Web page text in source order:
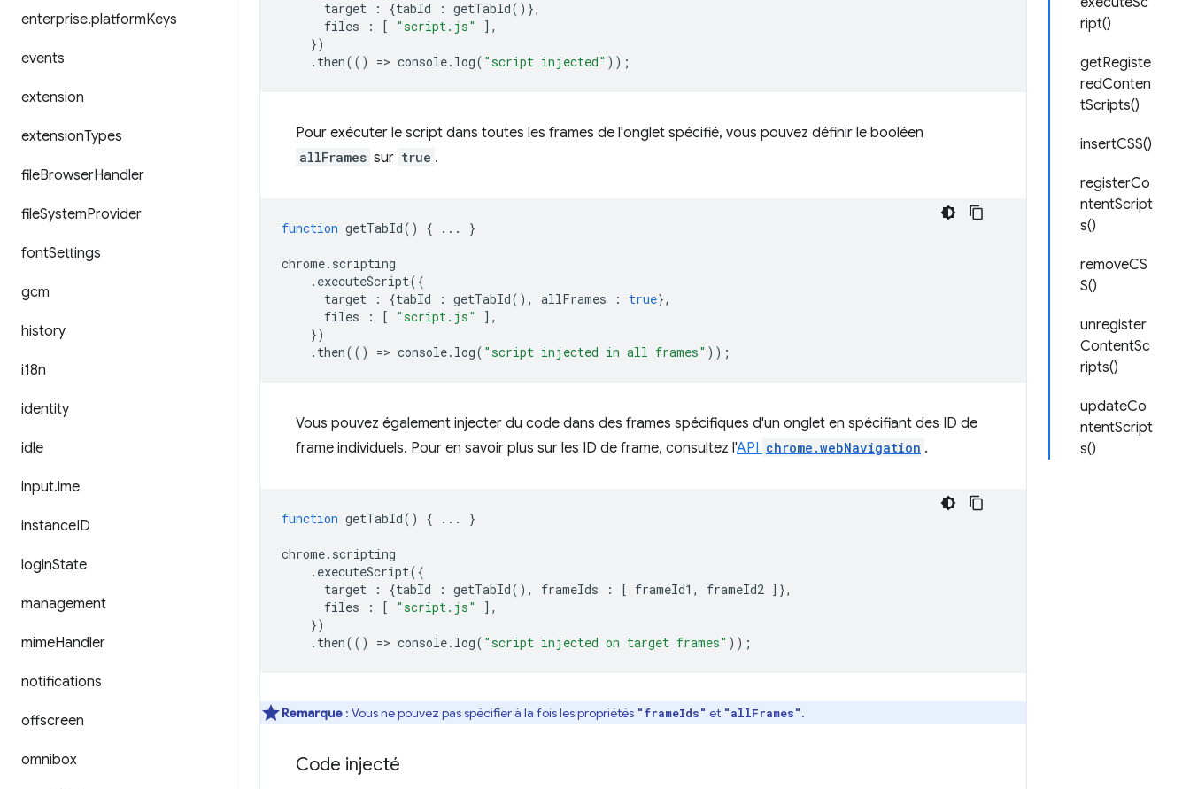
enterprise.platformKeys
events
extension
extensionTypes
fileBrowserHandler
fileSystemProvider
fontSettings
gcm
history
i18n
identity
idle
input.ime
instanceID
loginState
management
mimeHandler
notifications
offscreen
omnibox
ript()
getRegiste
redConten
tScripts()
insertCSS()
registerCo
ntentScript
s()
removeCS
S()
unregister
ContentSc
ripts()
updateCo
ntentScript
s()
target
: {tabId : getTabId()},
files
: [ "script.js"
],
})
. then(() => console. log( "script injected" ));
Pour exécuter le script dans toutes les frames de l'onglet spécifié, vous pouvez définir le booléen
allFrames sur true .
function getTabId() { ... }
chrome. scripting
. executeScript({
target
: {tabId : getTabId(), allFrames : true},
files
: [ "script.js"
],
})
. then(() => console. log( "script injected in all frames" ));
Vous pouvez également injecter du code dans des frames spécifiques d'un onglet en spécifiant des ID de
frame individuels. Pour en savoir plus sur les ID de frame, consultez l'API chrome.webNavigation .
function getTabId() { ... }
chrome. scripting
. executeScript({
target
: {tabId : getTabId(), frameIds : [ frameId1 , frameId2 ]},
files
: [ "script.js"
],
})
. then(() => console. log( "script injected on target frames" ));
Remarque : Vous ne pouvez pas spécifier à la fois les propriétés "frameIds" et "allFrames".
Code injecté